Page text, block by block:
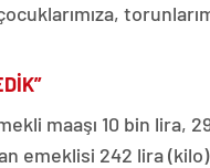
maaşı 10 bin lira,
emeklisi 242 lira (kilo)